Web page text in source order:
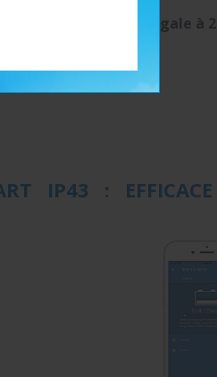
supérieure ou égale à
IP43 :